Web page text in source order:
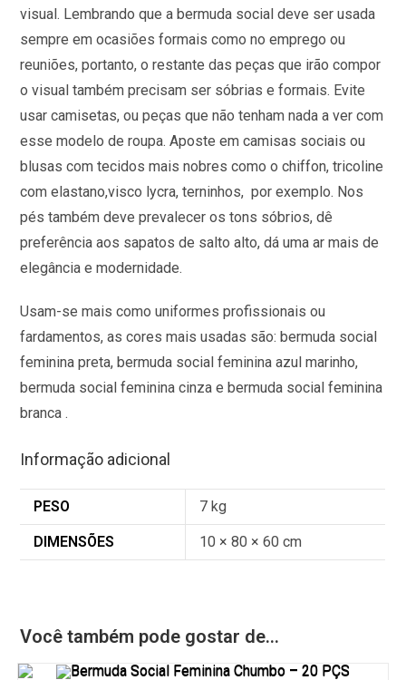
visual. Lembrando que a bermuda social deve ser usada
sempre em ocasiões formais como no emprego ou
reuniões, portanto, o restante das peças que irão compor
o visual também precisam ser sóbrias e formais. Evite
usar camisetas, ou peças que não tenham nada a ver com
esse modelo de roupa. Aposte em camisas sociais ou
blusas com tecidos mais nobres como o chiffon, tricoline
com elastano,visco lycra, terninhos, por exemplo. Nos
pés também deve prevalecer os tons sóbrios, dê
preferência aos sapatos de salto alto, dá uma ar mais de
elegância e modernidade.
Usam-se mais como uniformes profissionais ou
fardamentos, as cores mais usadas são: bermuda social
feminina preta, bermuda social feminina azul marinho,
bermuda social feminina cinza e bermuda social feminina
branca .
Informação adicional
PESO 7 kg
DIMENSÕES 10 × 80 × 60 cm
Você também pode gostar de…